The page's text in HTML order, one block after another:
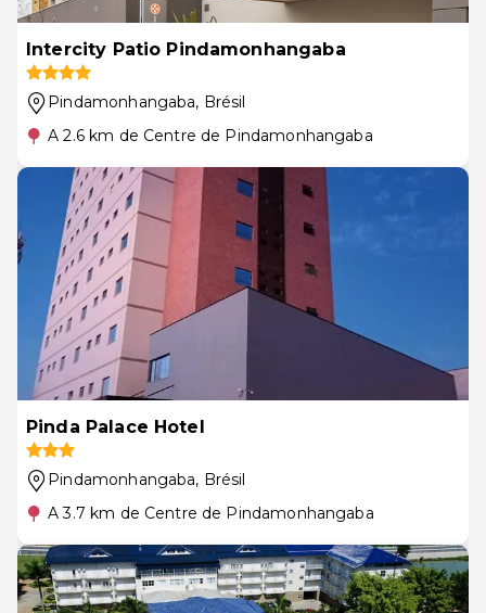
Intercity Patio Pindamonhangaba
Pindamonhangaba, Brésil
A 2.6 km de Centre de Pindamonhangaba
Pinda Palace Hotel
Pindamonhangaba, Brésil
A 3.7 km de Centre de Pindamonhangaba